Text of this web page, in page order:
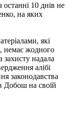
10 днів не
на яких
які
немає жодного
захисту надала
алібі
законодавства
Добош на своїй